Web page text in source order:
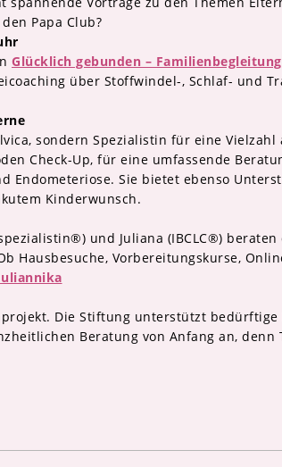
Papa Club?
Glücklich gebunden –
über Stoffwindel-, Schlaf- und
sondern Spezialistin für eine Vielzahl
Check-Up, für eine umfassende
Endometeriose. Sie bietet ebenso
Kinderwunsch.
und Juliana (IBCLC®)
Hausbesuche, Vorbereitungskurse,
Die Stiftung unterstützt
Beratung von Anfang an, denn